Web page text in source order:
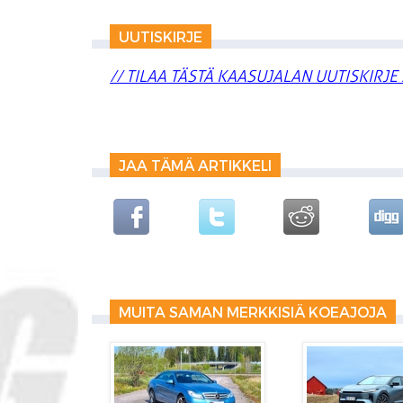
UUTISKIRJE
// TILAA TÄSTÄ KAASUJALAN
JAA TÄMÄ ARTIKKELI
MUITA SAMAN MERKKISIÄ KOEAJOJA